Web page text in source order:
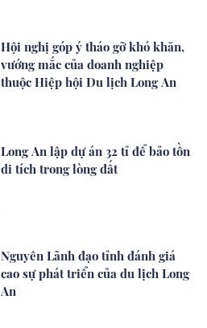
Hội nghị góp ý tháo gỡ khó khăn,
vướng mắc của doanh nghiệp
thuộc Hiệp hội Du lịch Long An
Long An lập dự án 32 tỉ để bảo tồn
di tích trong lòng đất
Nguyên Lãnh đạo tỉnh đánh giá
cao sự phát triển của du lịch Long
An